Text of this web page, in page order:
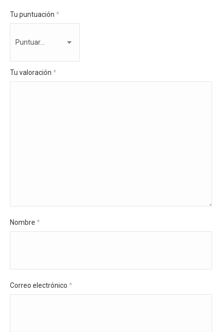
Tu puntuación *
Tu valoración *
Nombre *
Correo electrónico *